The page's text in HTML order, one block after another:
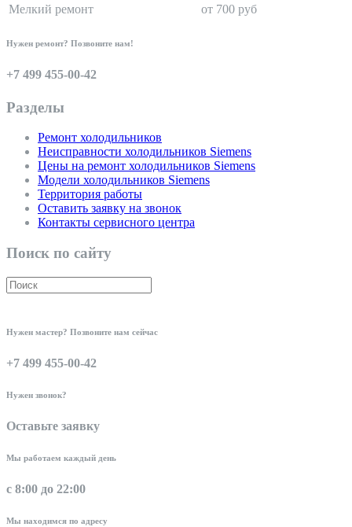
Мелкий ремонт
от 700 руб
Нужен ремонт? Позвоните нам!
+7 499 455-00-42
Разделы
Ремонт холодильников
Неисправности холодильников Siemens
Цены на ремонт холодильников Siemens
Модели холодильников Siemens
Территория работы
Оставить заявку на звонок
Контакты сервисного центра
Поиск по сайту
Нужен мастер? Позвоните нам сейчас
+7 499 455-00-42
Нужен звонок?
Оставьте заявку
Мы работаем каждый день
с 8:00 до 22:00
Мы находимся по адресу